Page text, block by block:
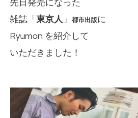
先日発売になった
雑誌「 東京人 」 都市出版に
Ryumon を紹介して
いただきました！